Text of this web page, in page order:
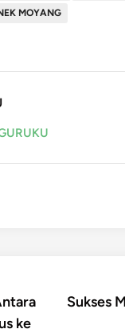
MOYANG
ke
Sukses